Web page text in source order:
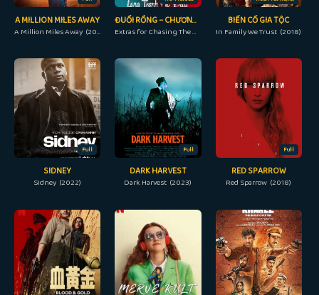
A MILLION MILES AWAY
A Million Miles Away (2023)
ĐUỔI RỒNG – CHƯƠNG PHỤ: NHẬP LONG ĐẤU HỔ
Extras for Chasing The Dragon (2023)
BIẾN CỐ GIA TỘC
In Family We Trust (2018)
Full
SIDNEY
Sidney (2022)
Full
DARK HARVEST
Dark Harvest (2023)
Full
RED SPARROW
Red Sparrow (2018)